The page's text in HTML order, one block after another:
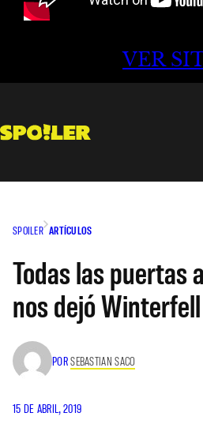
VER
SPOILER ARTÍCULOS
Todas las puertas
nos dejó Winterfell
PORSEBASTIAN SACO
15 DE ABRIL, 2019